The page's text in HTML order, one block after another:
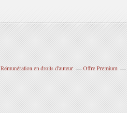
Rémunération en droits d'auteur Offre Premium